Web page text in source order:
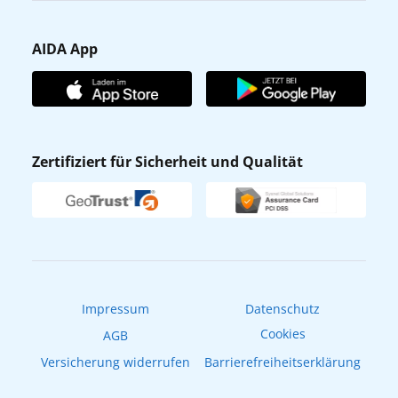
Affiliateprogramm
Verhaltens- & Ethikkodex
Newsletter
Gästefragebogen
AIDA Club
AIDA App
Zertifiziert für Sicherheit und Qualität
Impressum
Datenschutz
AGB
Cookies
Versicherung widerrufen
Barrierefreiheitserklärung